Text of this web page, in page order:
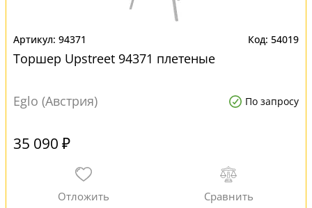
94371 54019
Торшер Upstreet 94371 плетеные
Eglo (Австрия) По запросу
35 090 ₽